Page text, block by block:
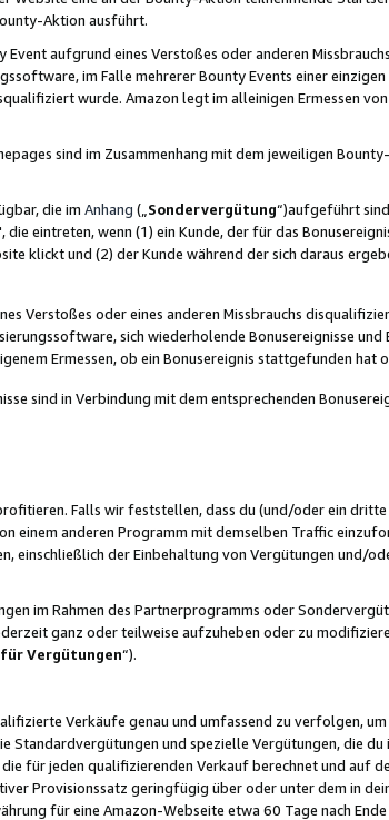
Aktion ausführt.
aufgrund eines Verstoßes oder anderen
im Falle mehrerer Bounty Events einer
wurde. Amazon legt im alleinigen Ermessen
sind im Zusammenhang mit dem jeweiligen
die im Anhang („ Sondervergütung“)aufgeführt
die eintreten, wenn (1) ein Kunde, der für das
klickt und (2) der Kunde während der sich daraus
Verstoßes oder eines anderen Missbrauchs
sich wiederholende Bonusereignisse und
Ermessen, ob ein Bonusereignis stattgefunden hat
sind in Verbindung mit dem entsprechenden
Falls wir feststellen, dass du (und/oder ein dritte
einem anderen Programm mit demselben Traffic
der Einbehaltung von Vergütungen und/
im Rahmen des Partnerprogramms oder
ganz oder teilweise aufzuheben oder zu
Vergütungen“).
Verkäufe genau und umfassend zu verfolgen,
Standardvergütungen und spezielle Vergütungen, die
für jeden qualifizierenden Verkauf berechnet und auf
Provisionssatz geringfügig über oder unter dem in
für eine Amazon-Webseite etwa 60 Tage nach